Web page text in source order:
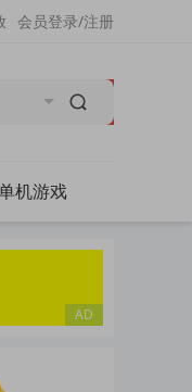
会员登录/注册
机游戏